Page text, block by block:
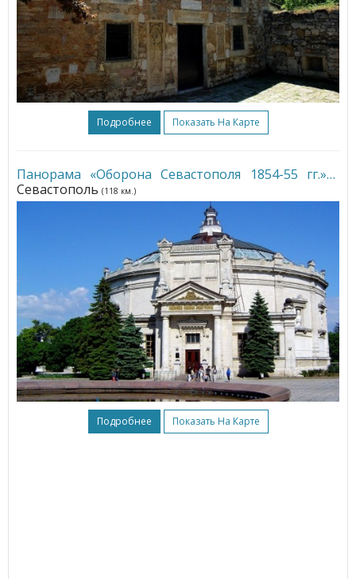
Подробнее Показать На Карте
Панорама «Оборона Севастополя 1854-55 гг.»
Севастополь (118 км.)
Подробнее Показать На Карте